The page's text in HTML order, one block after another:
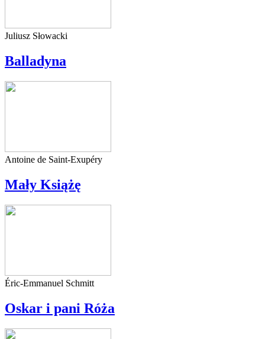
Juliusz Słowacki
Balladyna
Antoine de Saint-Exupéry
Mały Książę
Éric-Emmanuel Schmitt
Oskar i pani Róża